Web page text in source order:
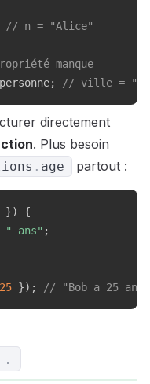
// n = "Alice"
manque
personne; // ville =
directement
. Plus besoin
. age partout :
})
{
" ans" ;
25 }) ; // "Bob a 25 ans"